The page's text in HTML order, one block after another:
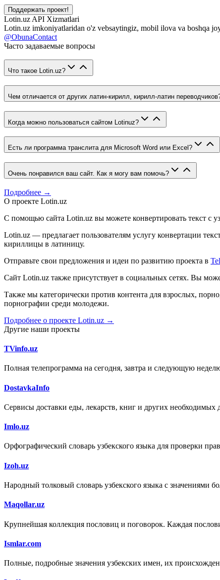
Поддержать проект!
Lotin.uz API Xizmatlari
Lotin.uz imkoniyatlaridan o'z vebsaytingiz, mobil ilova va boshqa
@ObunaContact
Часто задаваемые вопросы
Что такое Lotin.uz?
Чем отличается от других латин-кирилл, кирилл-латин
Когда можно пользоваться сайтом Lotinuz?
Есть ли программа транслита для Microsoft Word или Excel?
Очень понравился ваш сайт. Как я могу вам помочь?
Подробнее →
О проекте Lotin.uz
С помощью сайта Lotin.uz вы можете конвертировать текст с
Lotin.uz — предлагает пользователям услугу конвертации
кириллицы в латиницу.
Отправьте свои предложения и идеи по развитию проекта в
Сайт Lotin.uz также присутствует в социальных сетях. Вы
Также мы категорически против контента для взрослых,
порнографии среди молодежи.
Подробнее о проекте Lotin.uz →
Другие наши проекты
TVinfo.uz
Полная телепрограмма на сегодня, завтра и следующую
DostavkaInfo
Сервисы доставки еды, лекарств, книг и других необходимых
Imlo.uz
Орфографический словарь узбекского языка для проверки
Izoh.uz
Народный толковый словарь узбекского языка с значениями
Maqollar.uz
Крупнейшая коллекция пословиц и поговорок. Каждая
Ismlar.com
Полные, подробные значения узбекских имен, их